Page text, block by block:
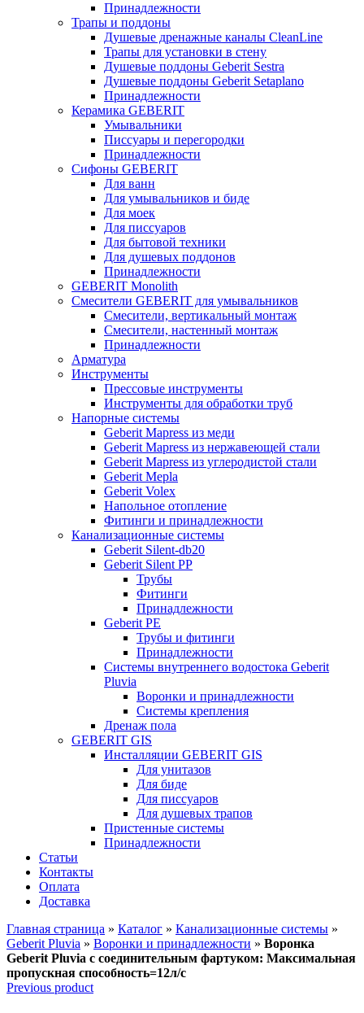
Принадлежности
Трапы и поддоны
Душевые дренажные каналы CleanLine
Трапы для установки в стену
Душевые поддоны Geberit Sestra
Душевые поддоны Geberit Setaplano
Принадлежности
Керамика GEBERIT
Умывальники
Писсуары и перегородки
Принадлежности
Сифоны GEBERIT
Для ванн
Для умывальников и биде
Для моек
Для писсуаров
Для бытовой техники
Для душевых поддонов
Принадлежности
GEBERIT Monolith
Смесители GEBERIT для умывальников
Смесители, вертикальный монтаж
Смесители, настенный монтаж
Принадлежности
Арматура
Инструменты
Прессовые инструменты
Инструменты для обработки труб
Напорные системы
Geberit Mapress из меди
Geberit Mapress из нержавеющей стали
Geberit Mapress из углеродистой стали
Geberit Mepla
Geberit Volex
Напольное отопление
Фитинги и принадлежности
Канализационные системы
Geberit Silent-db20
Geberit Silent PP
Трубы
Фитинги
Принадлежности
Geberit PE
Трубы и фитинги
Принадлежности
Системы внутреннего водостока Geberit
Pluvia
Воронки и принадлежности
Системы крепления
Дренаж пола
GEBERIT GIS
Инсталляции GEBERIT GIS
Для унитазов
Для биде
Для писсуаров
Для душевых трапов
Пристенные системы
Принадлежности
Статьи
Контакты
Оплата
Доставка
Главная страница » Каталог » Канализационные системы »
Geberit Pluvia » Воронки и принадлежности » Воронка
Geberit Pluvia с соединительным фартуком: Максимальная
пропускная способность=12л/с
Previous product